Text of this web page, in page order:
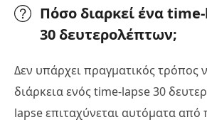
Πόσο διαρκεί ένα
30 δευτερολέπτων;
Δεν υπάρχει πραγματικός τρόπος
διάρκεια ενός time-lapse 30
lapse επιταχύνεται αυτόματα από